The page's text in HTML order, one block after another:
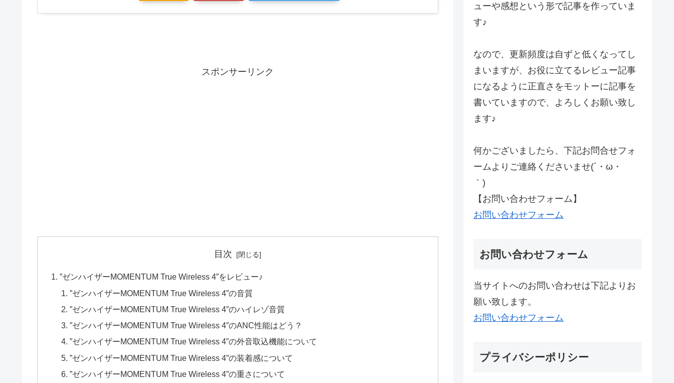
スポンサーリンク
目次
”ゼンハイザーMOMENTUM True Wireless 4”をレビュー♪
”ゼンハイザーMOMENTUM True Wireless 4”の音質
”ゼンハイザーMOMENTUM True Wireless 4”のハイレゾ音質
”ゼンハイザーMOMENTUM True Wireless 4”のANC性能はどう？
”ゼンハイザーMOMENTUM True Wireless 4”の外音取込機能について
”ゼンハイザーMOMENTUM True Wireless 4”の装着感について
”ゼンハイザーMOMENTUM True Wireless 4”の重さについて
ューや感想という形で記事を作っていま
す♪
なので、更新頻度は自ずと低くなってし
まいますが、お役に立てるレビュー記事
になるように正直さをモットーに記事を
書いていますので、よろしくお願い致し
ます♪
何かございましたら、下記お問合せフォ
ームよりご連絡くださいませ(´・ω・
｀)ゞ
【お問い合わせフォーム】
お問い合わせフォーム
お問い合わせフォーム
当サイトへのお問い合わせは下記よりお
願い致します。
お問い合わせフォーム
プライバシーポリシー